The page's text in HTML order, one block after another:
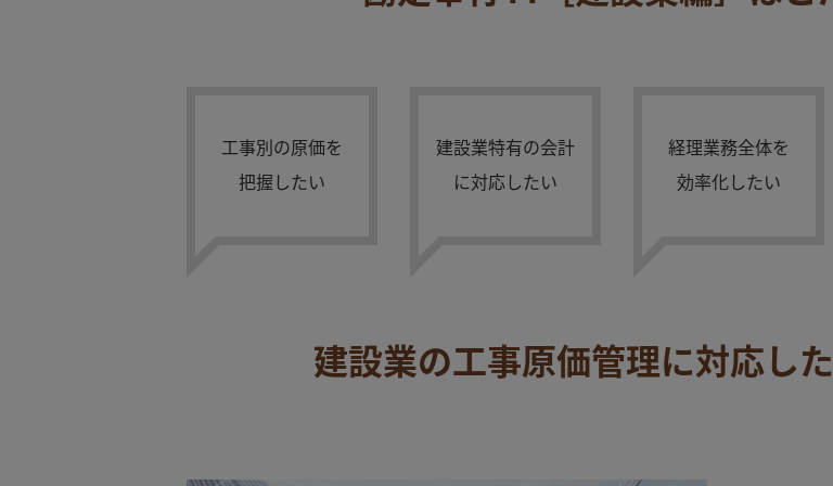
工事別の原価を
把握したい
建設業特有の会計
に対応したい
経理業務全体を
効率化したい
建設業の工事原価管理に対応した